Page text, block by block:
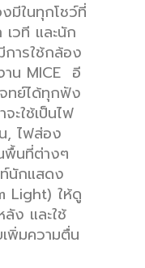
มีในทุกโชว์ที่
เวที และนัก
การใช้กล้อง
าน MICE อี
ทย์ได้ทุกฟัง
่าจะใช้เป็นไฟ
,ไฟส่อง
พื้นที่ต่างๆ
นักแสดง
Light)ให้ดู
ลัง และใช้
เพิ่มความตื่น